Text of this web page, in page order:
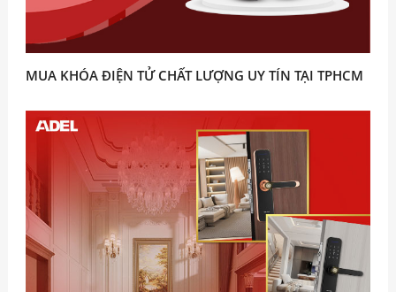
MUA KHÓA ĐIỆN TỬ CHẤT LƯỢNG UY TÍN TẠI TPHCM